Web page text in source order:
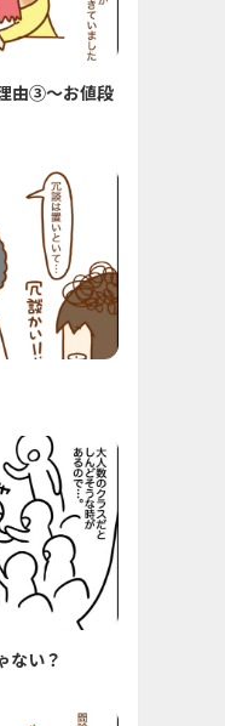
由③〜お値段
ない？